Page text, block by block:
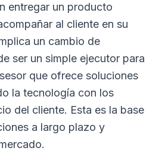
entregar un producto
al cliente en su
un cambio de
ser un simple ejecutor para
que ofrece soluciones
la tecnología con los
del cliente. Esta es la base
a largo plazo y